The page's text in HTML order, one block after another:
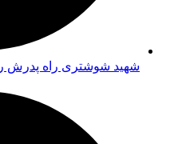
شهید شوشتری راه پدرش را